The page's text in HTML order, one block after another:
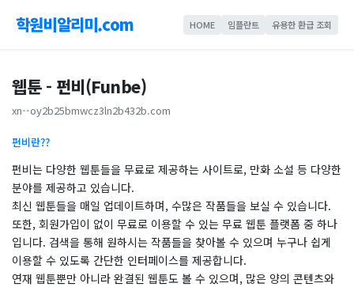
학원비알리미.com HOME 임플란트 유용한 환급 조회
웹툰 - 펀비(Funbe)
xn--oy2b25bmwcz3ln2b432b.com
펀비란??
펀비는 다양한 웹툰들을 무료로 제공하는 사이트로, 만화 소설 등 다양한
분야를 제공하고 있습니다.
최신 웹툰들을 매일 업데이트하며, 수많은 작품들을 보실 수 있습니다.
또한, 회원가입이 없이 무료로 이용할 수 있는 무료 웹툰 플랫폼 중 하나
입니다. 검색을 통해 원하시는 작품들을 찾아볼 수 있으며 누구나 쉽게
이용할 수 있도록 간단한 인터페이스를 제공합니다.
연재 웹툰뿐만 아니라 완결된 웹툰도 볼 수 있으며, 많은 양의 콘텐츠와